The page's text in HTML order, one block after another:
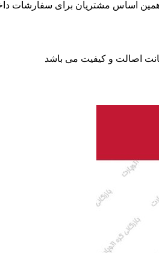
اساس مشتریان برای سفارشات
اصالت و کیفیت می باشد